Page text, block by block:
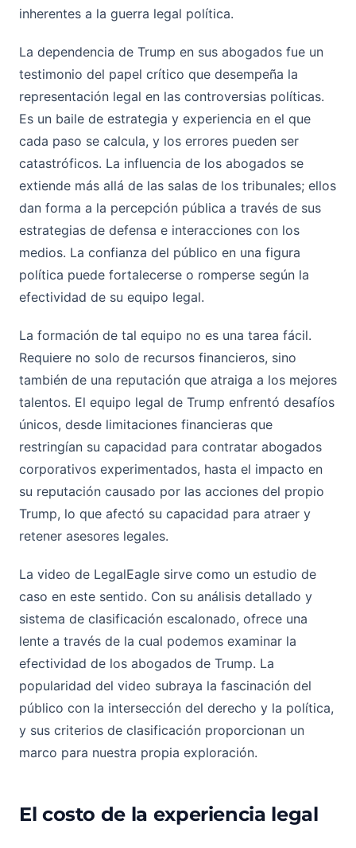
inherentes a la guerra legal política.
La dependencia de Trump en sus abogados fue un
testimonio del papel crítico que desempeña la
representación legal en las controversias políticas.
Es un baile de estrategia y experiencia en el que
cada paso se calcula, y los errores pueden ser
catastróficos. La influencia de los abogados se
extiende más allá de las salas de los tribunales; ellos
dan forma a la percepción pública a través de sus
estrategias de defensa e interacciones con los
medios. La confianza del público en una figura
política puede fortalecerse o romperse según la
efectividad de su equipo legal.
La formación de tal equipo no es una tarea fácil.
Requiere no solo de recursos financieros, sino
también de una reputación que atraiga a los mejores
talentos. El equipo legal de Trump enfrentó desafíos
únicos, desde limitaciones financieras que
restringían su capacidad para contratar abogados
corporativos experimentados, hasta el impacto en
su reputación causado por las acciones del propio
Trump, lo que afectó su capacidad para atraer y
retener asesores legales.
La video de LegalEagle sirve como un estudio de
caso en este sentido. Con su análisis detallado y
sistema de clasificación escalonado, ofrece una
lente a través de la cual podemos examinar la
efectividad de los abogados de Trump. La
popularidad del video subraya la fascinación del
público con la intersección del derecho y la política,
y sus criterios de clasificación proporcionan un
marco para nuestra propia exploración.
El costo de la experiencia legal